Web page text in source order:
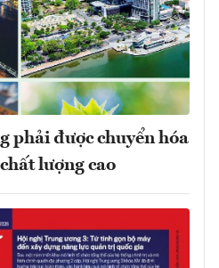
phải được chuyển hóa
lượng cao